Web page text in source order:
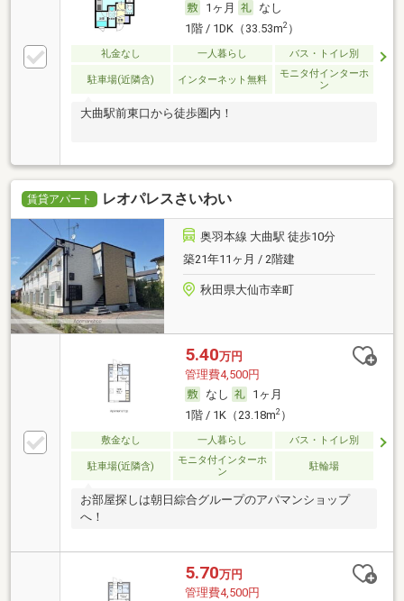
1ヶ月
なし
1階 / 1DK（33.53m2）
礼金なし 一人暮らし バス・トイレ別
駐車場(近隣含) インターネット無料
モニタ付インターホ
ン
大曲駅前東口から徒歩圏内！
賃貸アパート レオパレスさいわい
奥羽本線 大曲駅 徒歩10分
築21年11ヶ月 / 2階建
秋田県大仙市幸町
5.40万円
管理費4,500円
なし
1ヶ月
1階 / 1K（23.18m2）
敷金なし 一人暮らし バス・トイレ別
駐車場(近隣含)
モニタ付インターホ
ン
駐輪場
お部屋探しは朝日綜合グループのアパマンショップ
へ！
5.70万円
管理費4,500円